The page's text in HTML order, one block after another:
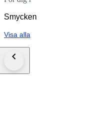
Smycken
Visa alla